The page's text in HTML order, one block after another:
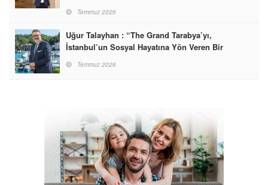
Temmuz 2026
Uğur Talayhan : “The Grand Tarabya’yı,
İstanbul’un Sosyal Hayatına Yön Veren Bir
Destinasyon Haline Getirmeyi Hedefliyorum”
Temmuz 2026